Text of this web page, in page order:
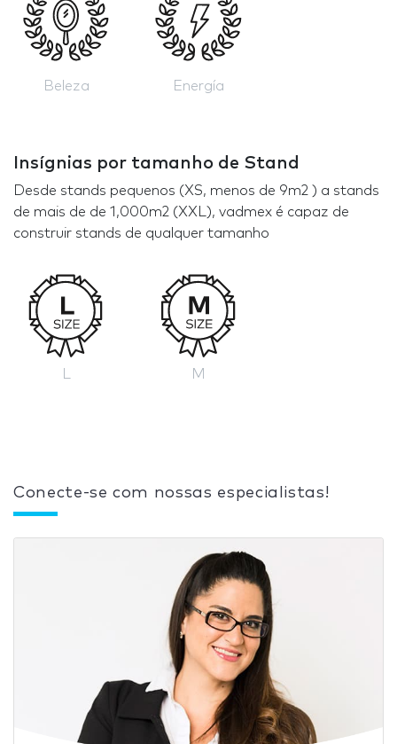
Beleza Energía
Insígnias por tamanho de Stand
Desde stands pequenos (XS, menos de 9m2 ) a stands
de mais de de 1,000m2 (XXL), vadmex é capaz de
construir stands de qualquer tamanho
M
Conecte-se com nossas especialistas!